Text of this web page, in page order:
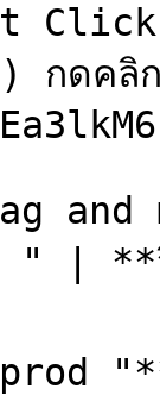
ดคลิก
| **วิ